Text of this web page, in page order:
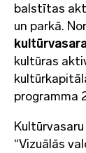
balstītas
un parkā.
kultūras
programma
“Vizuālās